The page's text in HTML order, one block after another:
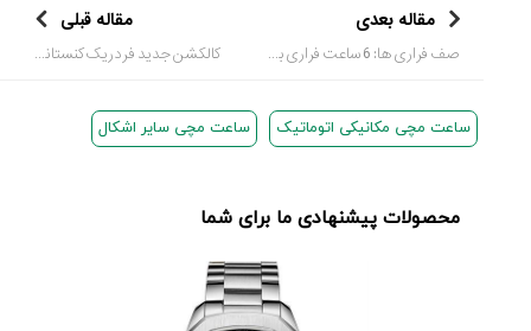
مقاله بعدی
صف فراری ها: 6 ساعت فراری بیگ بنگ هوبلو
مقاله قبلی
کالکشن جدید فردریک کنستانت به همراه تصاویر غرفه های جدید و معروف کمپانی – Fredrique Constant Index Automatic Pair Collection
ساعت مچی مکانیکی اتوماتیک ساعت مچی سایر اشکال
محصولات پیشنهادی ما برای شما